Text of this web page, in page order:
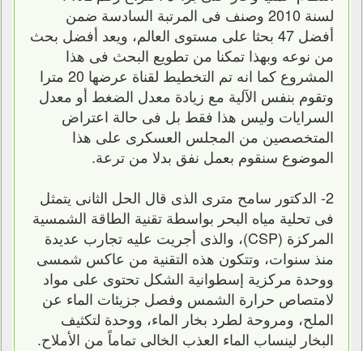
لسنة 2010 وصنف فى المرتبة السادسة ضمن
أفضل 47 بحثا على مستوى العالم، ويعد أفضل بحث
من نوعه وبهذا تمكنا من تطويع البحث فى هذا
المشروع كما انه تم التخطيط لقناة عرضها 20 مترا
وتقوم بنفس الآلية مع زيادة معدل الضغط أو معدل
السرايات وليس هذا فقط بل فى حالة اعتراض
المتخصصين من المجلس العسكرى على هذا
الموضوع سنقوم بعمل نفق بدلا من ترعة.
2- الدكتور سامح مترى الذى قال الحل الثانى يتمثل
فى تحلية مياه البحر بواسطة تقنية الطاقة الشمسية
المركزة (CSP)، والذى أجريت عليه تجارب عديدة
منذ سنوات، وتتكون هذه التقنية من عاكس شمسى
ووحدة مركزية إسطوانية الشكل تحتوى على مواد
لامتصاص حرارة الشمس وفصل جزيئات الماء عن
الملح، ومروحة لطرد بخار الماء، ووحدة لتكثيف
البخار لينساب الماء العذب الخالى تماماً من الأملاح.